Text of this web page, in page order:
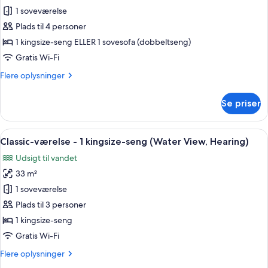
View)
Classic-
værelse
(Mobility
&
Roll-
1 soveværelse
Plads til 4 personer
1 kingsize-seng ELLER 1 sovesofa (dobbeltseng)
Gratis Wi-Fi
Flere oplysninger
Flere
værelse
(Mobility
&
Roll-
in
Shower)
Se priser
Indlæs
alle
billeder
af
Classic-
værelse
-
1
seng
Et hotelværelse med en stor seng,
5
Classic-værelse - 1 kingsize-seng (Water View, Hearing)
Udsigt til vandet
33 m²
1 soveværelse
Plads til 3 personer
1 kingsize-seng
Gratis Wi-Fi
Flere oplysninger
Flere